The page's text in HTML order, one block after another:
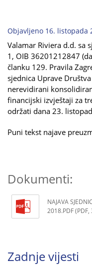
Objavljeno 16. listopada
Valamar Riviera d.d. sa
1, OIB 36201212847
članku 129. Pravila
sjednica Uprave
nerevidirani
financijski izvještaji za
održati dana 23.
Puni tekst najave
Dokumenti:
NAJAVA
2018.PDF (PDF,
Zadnje vijesti